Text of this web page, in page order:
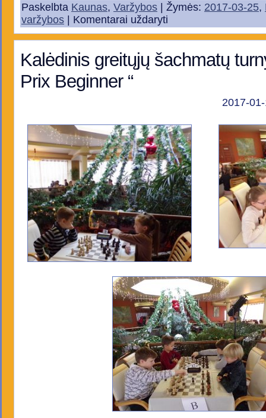
Paskelbta Kaunas, Varžybos | Žymės: 2017-03-25,
varžybos | Komentarai uždaryti
Kalėdinis greitųjų šachmatų
Prix Beginner “
2017-